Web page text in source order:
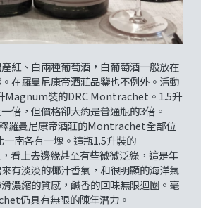
紅、白兩種葡萄酒，白葡萄酒一般放在
在羅曼尼康帝酒莊品鑒也不例外。活動
Magnum裝的DRC Montrachet。1.5升
倍，但價格卻大約是普通瓶的3倍。
羅曼尼康帝酒莊的Montrachet全部位
南各有一塊。這瓶1.5升裝的
看上去邊緣甚至有些微微泛綠，這是年
有淡淡的椰汁香氣，和很明顯的海洋氣
濃縮的質感，鹹香的回味無限迴圈。毫
仍具有無限的陳年潛力。